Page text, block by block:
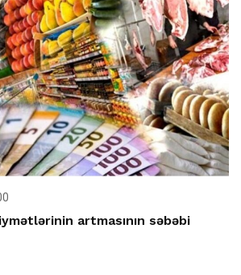
artmasının səbəbi